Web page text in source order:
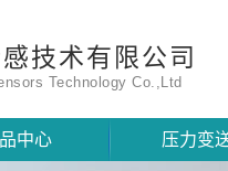
技术有限公司
Technology Co.,Ltd
中心 压力变